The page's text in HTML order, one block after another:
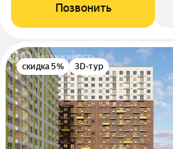
Позвонить
скидка 5% 3D-тур